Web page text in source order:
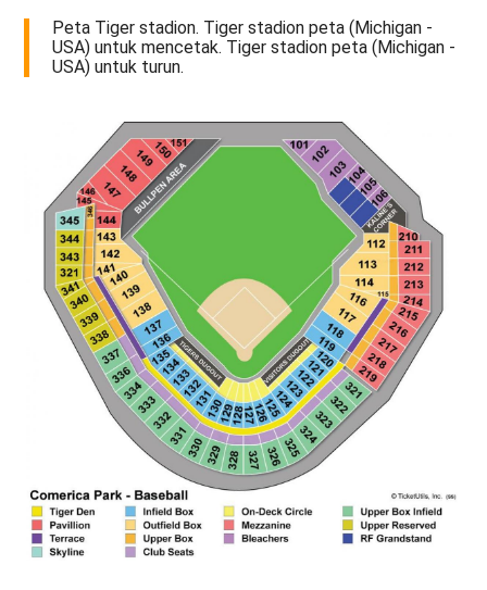
Peta Tiger stadion. Tiger stadion peta (Michigan -
USA) untuk mencetak. Tiger stadion peta (Michigan -
USA) untuk turun.